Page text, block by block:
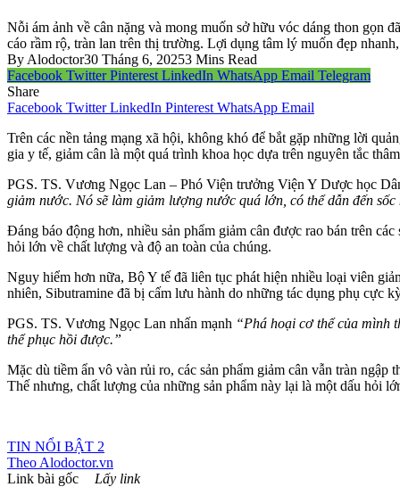
Nỗi ám ảnh về cân nặng và mong muốn sở hữu vóc dáng thon gọn
cáo rầm rộ, tràn lan trên thị trường. Lợi dụng tâm lý muốn đẹp
By Alodoctor30 Tháng 6, 20253 Mins Read
Facebook Twitter Pinterest LinkedIn WhatsApp Email Telegram
Share
Facebook Twitter LinkedIn Pinterest WhatsApp Email
Trên các nền tảng mạng xã hội, không khó để bắt gặp những lời
gia y tế, giảm cân là một quá trình khoa học dựa trên nguyên tắc
PGS. TS. Vương Ngọc Lan – Phó Viện trưởng Viện Y Dược học
giảm nước. Nó sẽ làm giảm lượng nước quá lớn, có thể dẫn đến
Đáng báo động hơn, nhiều sản phẩm giảm cân được rao bán trên
hỏi lớn về chất lượng và độ an toàn của chúng.
Nguy hiểm hơn nữa, Bộ Y tế đã liên tục phát hiện nhiều loại viên
nhiên, Sibutramine đã bị cấm lưu hành do những tác dụng phụ cực
PGS. TS. Vương Ngọc Lan nhấn mạnh “Phá hoại cơ thể của mình
thể phục hồi được.”
Mặc dù tiềm ẩn vô vàn rủi ro, các sản phẩm giảm cân vẫn tràn
Thế nhưng, chất lượng của những sản phẩm này lại là một dấu hỏi
TIN NỔI BẬT 2
Theo Alodoctor.vn
Link bài gốc
Lấy link